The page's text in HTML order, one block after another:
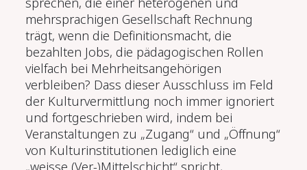
mehrsprachigen Gesellschaft Rechnung
trägt, wenn die Definitionsmacht, die
bezahlten Jobs, die pädagogischen Rollen
vielfach bei Mehrheitsangehörigen
verbleiben? Dass dieser Ausschluss im Feld
der Kulturvermittlung noch immer ignoriert
und fortgeschrieben wird, indem bei
Veranstaltungen zu „Zugang“ und „Öffnung“
von Kulturinstitutionen lediglich eine